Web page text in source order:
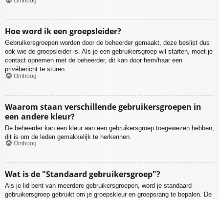
Hoe word ik een groepsleider?
Gebruikersgroepen worden door de beheerder gemaakt, deze beslist dus
ook wie de groepsleider is. Als je een gebruikersgroep wil starten, moet je
contact opnemen met de beheerder, dit kan door hem/haar een
privébericht te sturen.
Omhoog
Waarom staan verschillende gebruikersgroepen in
een andere kleur?
De beheerder kan een kleur aan een gebruikersgroep toegewezen hebben,
dit is om de leden gemakkelijk te herkennen.
Omhoog
Wat is de "Standaard gebruikersgroep"?
Als je lid bent van meerdere gebruikersgroepen, word je standaard
gebruikersgroep gebruikt om je groepskleur en groepsrang te bepalen. De